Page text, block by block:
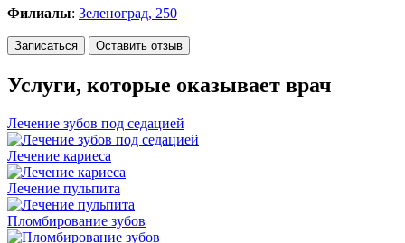
Филиалы: Зеленоград, 250
Записаться Оставить отзыв
Услуги, которые оказывает врач
Лечение зубов под седацией
Лечение кариеса
Лечение пульпита
Пломбирование зубов